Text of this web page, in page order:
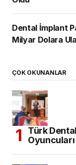
Dental İmplant
Milyar Dolara
ÇOK OKUNANLAR
Türk